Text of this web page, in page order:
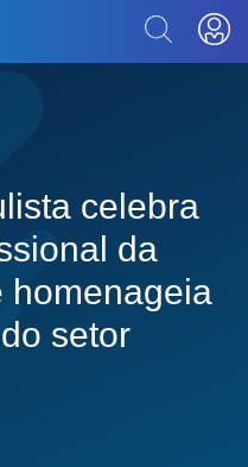
celebra
da
homenageia
setor